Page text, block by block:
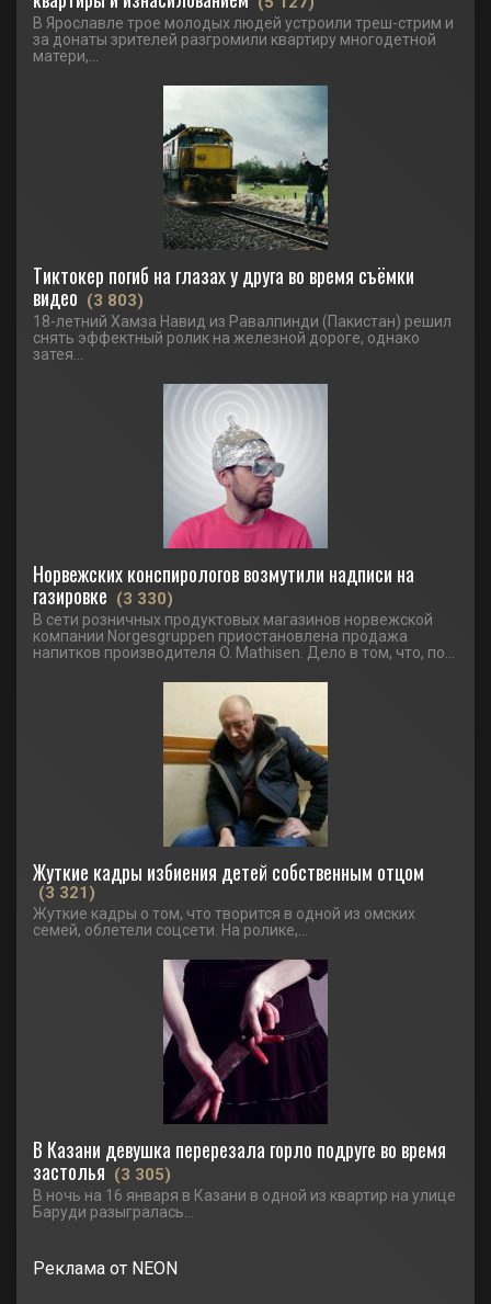
В Ярославле трое молодых людей устроили треш-стрим и
за донаты зрителей разгромили квартиру многодетной
матери,...
Тиктокер погиб на глазах у друга во время съёмки
видео (3 803)
18-летний Хамза Навид из Равалпинди (Пакистан) решил
снять эффектный ролик на железной дороге, однако
затея...
Норвежских конспирологов возмутили надписи на
газировке (3 330)
В сети розничных продуктовых магазинов норвежской
компании Norgesgruppen приостановлена продажа
напитков производителя O. Mathisen. Дело в том, что, по...
Жуткие кадры избиения детей собственным отцом
(3 321)
Жуткие кадры о том, что творится в одной из омских
семей, облетели соцсети. На ролике,...
В Казани девушка перерезала горло подруге во время
застолья (3 305)
В ночь на 16 января в Казани в одной из квартир на улице
Баруди разыгралась...
Реклама от NEON